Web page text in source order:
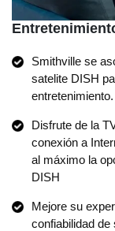
Smithville se
satelite DISH
entretenimiento.
Disfrute de la
conexión a
al máximo la
DISH
Mejore su
confiabilidad de